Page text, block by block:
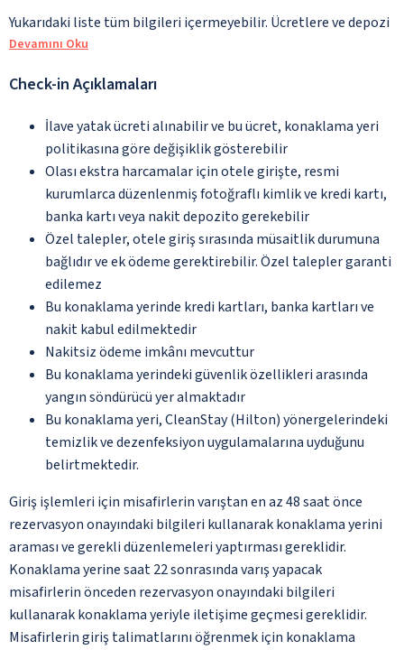
Yukarıdaki liste tüm bilgileri içermeyebilir. Ücretlere ve depozi
Devamını Oku
Check-in Açıklamaları
İlave yatak ücreti alınabilir ve bu ücret, konaklama yeri
politikasına göre değişiklik gösterebilir
Olası ekstra harcamalar için otele girişte, resmi
kurumlarca düzenlenmiş fotoğraflı kimlik ve kredi kartı,
banka kartı veya nakit depozito gerekebilir
Özel talepler, otele giriş sırasında müsaitlik durumuna
bağlıdır ve ek ödeme gerektirebilir. Özel talepler garanti
edilemez
Bu konaklama yerinde kredi kartları, banka kartları ve
nakit kabul edilmektedir
Nakitsiz ödeme imkânı mevcuttur
Bu konaklama yerindeki güvenlik özellikleri arasında
yangın söndürücü yer almaktadır
Bu konaklama yeri, CleanStay (Hilton) yönergelerindeki
temizlik ve dezenfeksiyon uygulamalarına uyduğunu
belirtmektedir.
Giriş işlemleri için misafirlerin varıştan en az 48 saat önce
rezervasyon onayındaki bilgileri kullanarak konaklama yerini
araması ve gerekli düzenlemeleri yaptırması gereklidir.
Konaklama yerine saat 22 sonrasında varış yapacak
misafirlerin önceden rezervasyon onayındaki bilgileri
kullanarak konaklama yeriyle iletişime geçmesi gereklidir.
Misafirlerin giriş talimatlarını öğrenmek için konaklama